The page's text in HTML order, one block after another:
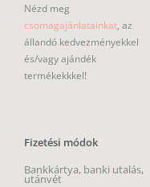
Nézd meg
csomagajánlatainkat, az
állandó kedvezményekkel
és/vagy ajándék
termékekkkel!
Fizetési módok
Bankkártya, banki utalás,
utánvét